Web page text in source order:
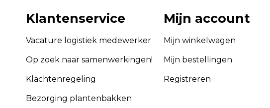
Klantenservice
Vacature logistiek medewerker
Op zoek naar samenwerkingen!
Klachtenregeling
Bezorging plantenbakken
Mijn account
Mijn winkelwagen
Mijn bestellingen
Registreren